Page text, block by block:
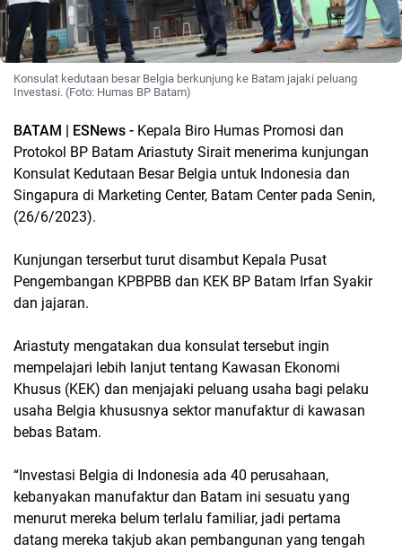
Konsulat kedutaan besar Belgia berkunjung ke Batam jajaki peluang
Investasi. (Foto: Humas BP Batam)
BATAM | ESNews - Kepala Biro Humas Promosi dan
Protokol BP Batam Ariastuty Sirait menerima kunjungan
Konsulat Kedutaan Besar Belgia untuk Indonesia dan
Singapura di Marketing Center, Batam Center pada Senin,
(26/6/2023).
Kunjungan terserbut turut disambut Kepala Pusat
Pengembangan KPBPBB dan KEK BP Batam Irfan Syakir
dan jajaran.
Ariastuty mengatakan dua konsulat tersebut ingin
mempelajari lebih lanjut tentang Kawasan Ekonomi
Khusus (KEK) dan menjajaki peluang usaha bagi pelaku
usaha Belgia khususnya sektor manufaktur di kawasan
bebas Batam.
“Investasi Belgia di Indonesia ada 40 perusahaan,
kebanyakan manufaktur dan Batam ini sesuatu yang
menurut mereka belum terlalu familiar, jadi pertama
datang mereka takjub akan pembangunan yang tengah